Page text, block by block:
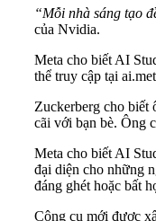
“Mỗi nhà sáng tạo
của Nvidia.
Meta cho biết AI
thể truy cập tại
Zuckerberg cho biết
cãi với bạn bè. Ông
Meta cho biết AI
đại diện cho những
đáng ghét hoặc bất
Công cụ mới được